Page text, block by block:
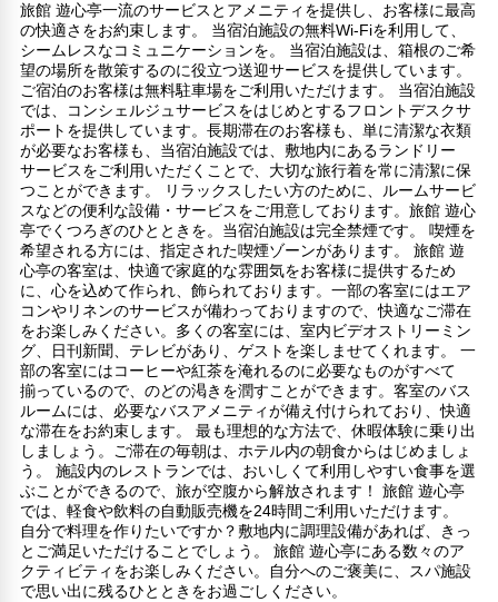
旅館 遊心亭一流のサービスとアメニティを提供し、お客様に最高
の快適さをお約束します。 当宿泊施設の無料Wi-Fiを利用して、
シームレスなコミュニケーションを。 当宿泊施設は、箱根のご希
望の場所を散策するのに役立つ送迎サービスを提供しています。
ご宿泊のお客様は無料駐車場をご利用いただけます。 当宿泊施設
では、コンシェルジュサービスをはじめとするフロントデスクサ
ポートを提供しています。長期滞在のお客様も、単に清潔な衣類
が必要なお客様も、当宿泊施設では、敷地内にあるランドリー
サービスをご利用いただくことで、大切な旅行着を常に清潔に保
つことができます。 リラックスしたい方のために、ルームサービ
スなどの便利な設備・サービスをご用意しております。旅館 遊心
亭でくつろぎのひとときを。当宿泊施設は完全禁煙です。 喫煙を
希望される方には、指定された喫煙ゾーンがあります。 旅館 遊
心亭の客室は、快適で家庭的な雰囲気をお客様に提供するため
に、心を込めて作られ、飾られております。一部の客室にはエア
コンやリネンのサービスが備わっておりますので、快適なご滞在
をお楽しみください。多くの客室には、室内ビデオストリーミン
グ、日刊新聞、テレビがあり、ゲストを楽しませてくれます。 一
部の客室にはコーヒーや紅茶を淹れるのに必要なものがすべて
揃っているので、のどの渇きを潤すことができます。客室のバス
ルームには、必要なバスアメニティが備え付けられており、快適
な滞在をお約束します。 最も理想的な方法で、休暇体験に乗り出
しましょう。ご滞在の毎朝は、ホテル内の朝食からはじめましょ
う。 施設内のレストランでは、おいしくて利用しやすい食事を選
ぶことができるので、旅が空腹から解放されます！ 旅館 遊心亭
では、軽食や飲料の自動販売機を24時間ご利用いただけます。
自分で料理を作りたいですか？敷地内に調理設備があれば、きっ
とご満足いただけることでしょう。 旅館 遊心亭にある数々のア
クティビティをお楽しみください。自分へのご褒美に、スパ施設
で思い出に残るひとときをお過ごしください。